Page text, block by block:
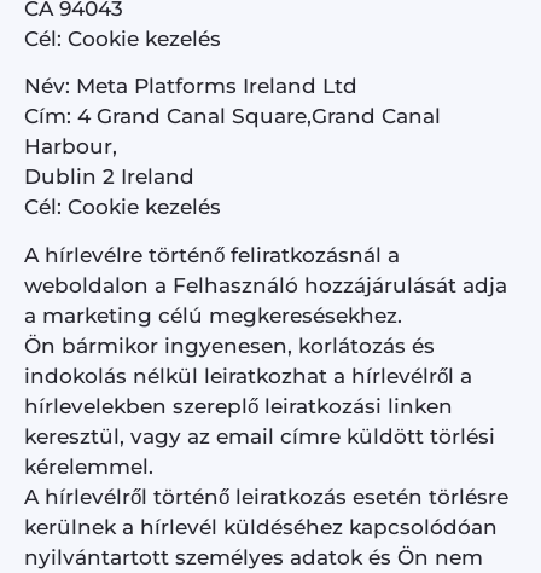
CA 94043
Cél: Cookie kezelés
Név: Meta Platforms Ireland Ltd
Cím: 4 Grand Canal Square,Grand Canal
Harbour,
Dublin 2 Ireland
Cél: Cookie kezelés
A hírlevélre történő feliratkozásnál a
weboldalon a Felhasználó hozzájárulását adja
a marketing célú megkeresésekhez.
Ön bármikor ingyenesen, korlátozás és
indokolás nélkül leiratkozhat a hírlevélről a
hírlevelekben szereplő leiratkozási linken
keresztül, vagy az email címre küldött törlési
kérelemmel.
A hírlevélről történő leiratkozás esetén törlésre
kerülnek a hírlevél küldéséhez kapcsolódóan
nyilvántartott személyes adatok és Ön nem